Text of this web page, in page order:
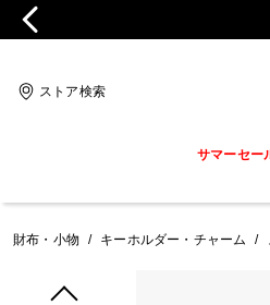
ストア検索
サマーセー
財布・小物 / キーホルダー・チャーム /